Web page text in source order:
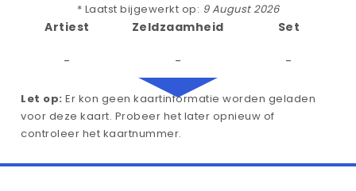
* Laatst bijgewerkt op: 9 August 2026
Artiest
-
Zeldzaamheid
-
Set
-
Let op: Er kon geen kaartinformatie worden geladen
voor deze kaart. Probeer het later opnieuw of
controleer het kaartnummer.